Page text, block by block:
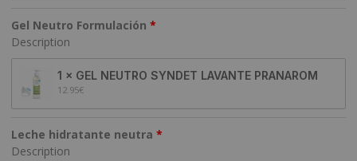
Gel Neutro Formulación
Description
1 × GEL NEUTRO SYNDET LAVANTE PRANAROM
12.95€
Leche hidratante neutra
Description